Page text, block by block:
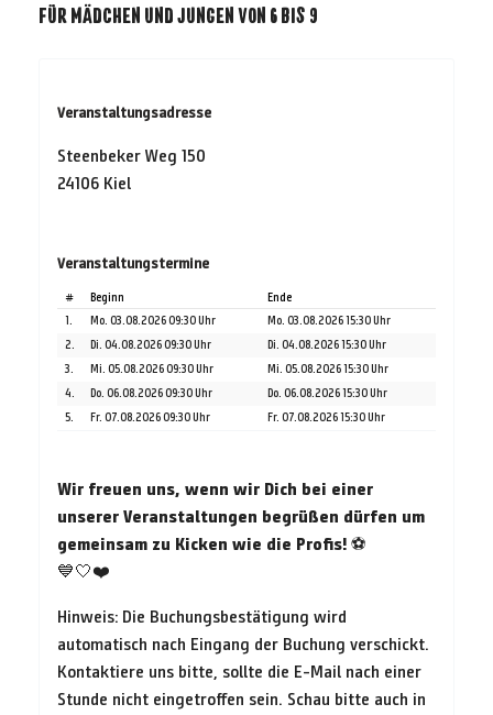
FÜR MÄDCHEN UND JUNGEN VON 6 BIS 9
Veranstaltungsadresse
Steenbeker Weg 150
24106 Kiel
Veranstaltungstermine
# Beginn
Ende
1.
Mo. 03.08.2026 09:30 Uhr
Mo. 03.08.2026 15:30 Uhr
2.
Di. 04.08.2026 09:30 Uhr
Di. 04.08.2026 15:30 Uhr
3.
Mi. 05.08.2026 09:30 Uhr
Mi. 05.08.2026 15:30 Uhr
4.
Do. 06.08.2026 09:30 Uhr
Do. 06.08.2026 15:30 Uhr
5.
Fr. 07.08.2026 09:30 Uhr Fr. 07.08.2026 15:30 Uhr
Wir freuen uns, wenn wir Dich bei einer
unserer Veranstaltungen begrüßen dürfen um
gemeinsam zu Kicken wie die Profis! ⚽
💙🤍❤️
Hinweis: Die Buchungsbestätigung wird
automatisch nach Eingang der Buchung verschickt.
Kontaktiere uns bitte, sollte die E-Mail nach einer
Stunde nicht eingetroffen sein. Schau bitte auch in